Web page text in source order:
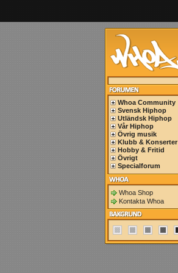
Whoa Community
Svensk Hiphop
Utländsk Hiphop
Vår Hiphop
Övrig musik
Klubb & Konserter
Hobby & Fritid
Övrigt
Specialforum
Whoa Shop
Kontakta Whoa